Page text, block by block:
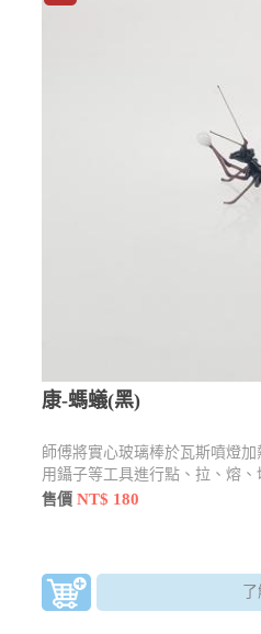
康-螞蟻(黑)
師傅將實心玻璃棒於瓦斯噴燈
用鑷子等工具進行點、拉、熔
製作精巧的玻璃藝品。越小的作
售價NT$ 180
了